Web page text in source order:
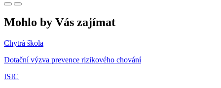
Mohlo by Vás zajímat
Chytrá škola
Dotační výzva prevence rizikového chování
ISIC